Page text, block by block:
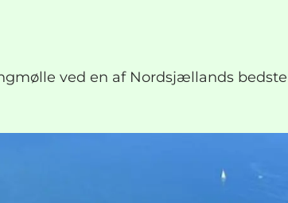
ved en af Nordsjællands